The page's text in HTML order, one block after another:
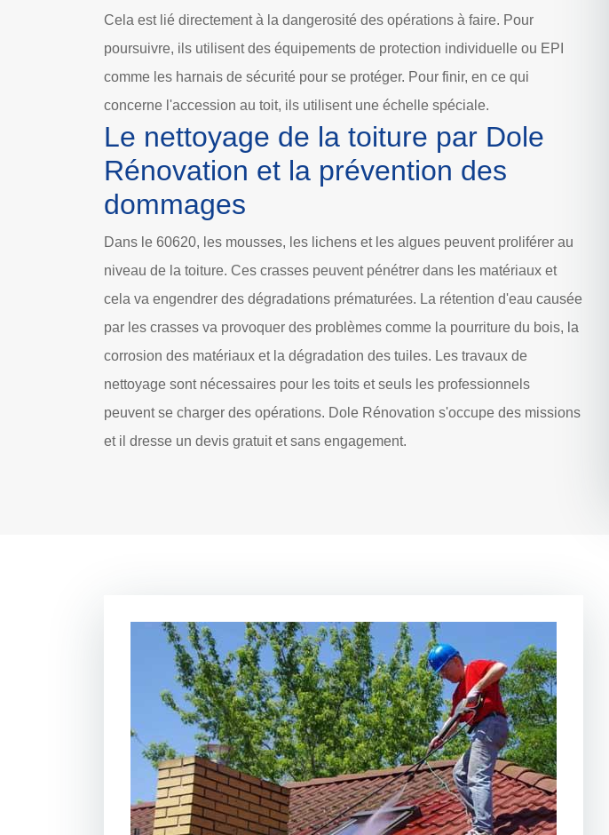
Cela est lié directement à la dangerosité des opérations à faire. Pour
poursuivre, ils utilisent des équipements de protection individuelle ou EPI
comme les harnais de sécurité pour se protéger. Pour finir, en ce qui
concerne l'accession au toit, ils utilisent une échelle spéciale.
Le nettoyage de la toiture par Dole
Rénovation et la prévention des
dommages
Dans le 60620, les mousses, les lichens et les algues peuvent proliférer au
niveau de la toiture. Ces crasses peuvent pénétrer dans les matériaux et
cela va engendrer des dégradations prématurées. La rétention d'eau causée
par les crasses va provoquer des problèmes comme la pourriture du bois, la
corrosion des matériaux et la dégradation des tuiles. Les travaux de
nettoyage sont nécessaires pour les toits et seuls les professionnels
peuvent se charger des opérations. Dole Rénovation s'occupe des missions
et il dresse un devis gratuit et sans engagement.